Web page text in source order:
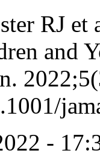
RJ
and
-